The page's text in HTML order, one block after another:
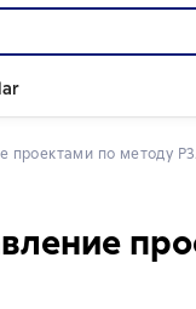
проектами по методу